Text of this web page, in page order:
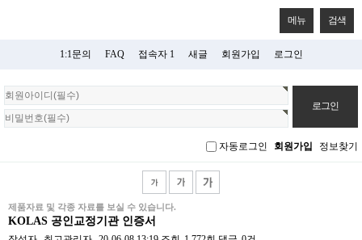
메뉴 검색
1:1문의 FAQ 접속자 1 새글 회원가입 로그인
회
원
로
자동로그인 회원가입 정보찾기
제품자료 및 각종 자료를 보실 수 있습니다.
KOLAS 공인교정기관 인증서